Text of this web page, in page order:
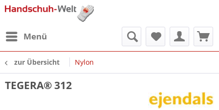
Menü
zur Übersicht Nylon
TEGERA® 312